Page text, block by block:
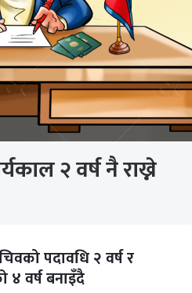
२ वर्ष नै राख्ने
पदावधि २ वर्ष र
४ वर्ष बनाइँदै